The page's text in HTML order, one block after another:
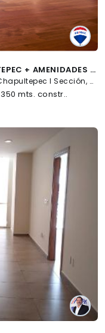
DEPARTAMENTO LOMAS DE CHAPULTEPEC + AMENIDADES + 4 ESTACIONAMIENTOS - (34)
Avenida de las Palmas S/N, Lomas de Chapultepec I Sección, Miguel Hidalgo
350 mts. constr..